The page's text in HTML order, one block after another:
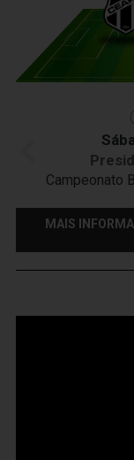
Campeonato
MAIS